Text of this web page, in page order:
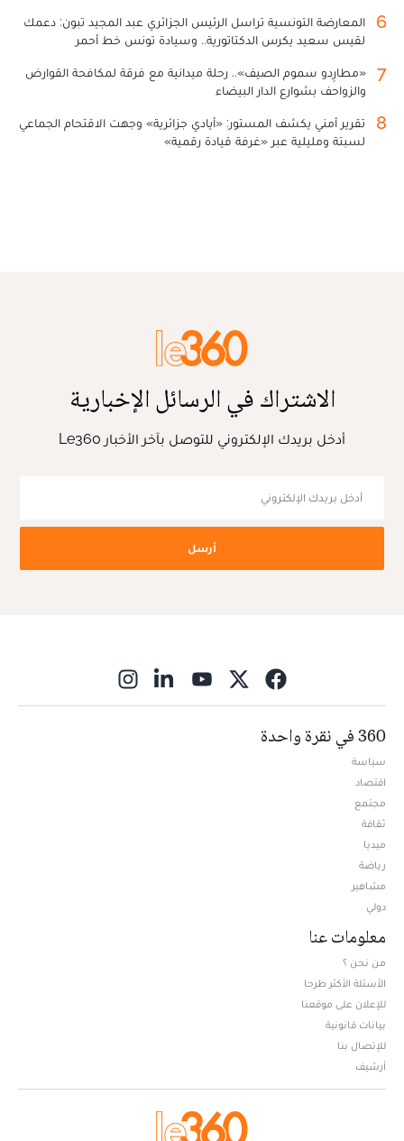
6
المعارضة التونسية تراسل الرئيس الجزائري عبد المجيد تبون: دعمك
لقيس سعيد يكرس الدكتاتورية.. وسيادة تونس خط أحمر
7
«مطارِدو سموم الصيف».. رحلة ميدانية مع فرقة لمكافحة القوارض
والزواحف بشوارع الدار البيضاء
8
تقرير أمني يكشف المستور: «أيادي جزائرية» وجهت الاقتحام الجماعي
لسبتة ومليلية عبر «غرفة قيادة رقمية»
الاشتراك في الرسائل الإخبارية
أدخل بريدك الإلكتروني للتوصل بآخر الأخبار Le360
أرسل
360 في نقرة واحدة
سياسة
اقتصاد
مجتمع
ثقافة
ميديا
رياضة
مشاهير
دولي
معلومات عنا
من نحن ؟
الأسئلة الأكثر طرحا
للإعلان على موقعنا
بيانات قانونية
للإتصال بنا
أرشيف